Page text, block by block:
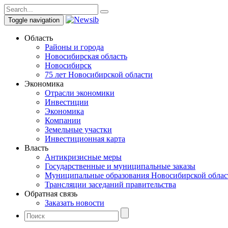
Toggle navigation
Область
Районы и города
Новосибирская область
Новосибирск
75 лет Новосибирской области
Экономика
Отрасли экономики
Инвестиции
Экономика
Компании
Земельные участки
Инвестиционная карта
Власть
Антикризисные меры
Государственные и муниципальные заказы
Муниципальные образования Новосибирской
Трансляции заседаний правительства
Обратная связь
Заказать новости